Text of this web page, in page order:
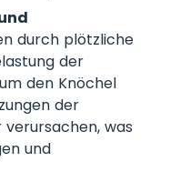
durch plötzliche
der
den Knöchel
der
was
und